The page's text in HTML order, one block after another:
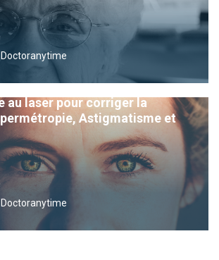
au laser pour corriger la
Astigmatisme et